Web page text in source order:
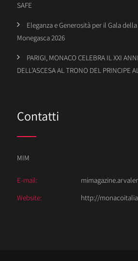
SAFE
Eleganza e Generosità per il Gala
Monegasca 2026
PARIGI, MONACO CELEBRA IL XXI
DELL’ASCESA AL TRONO DEL PRINCIPE
Contatti
MIM
E-mail:
Website:
http://